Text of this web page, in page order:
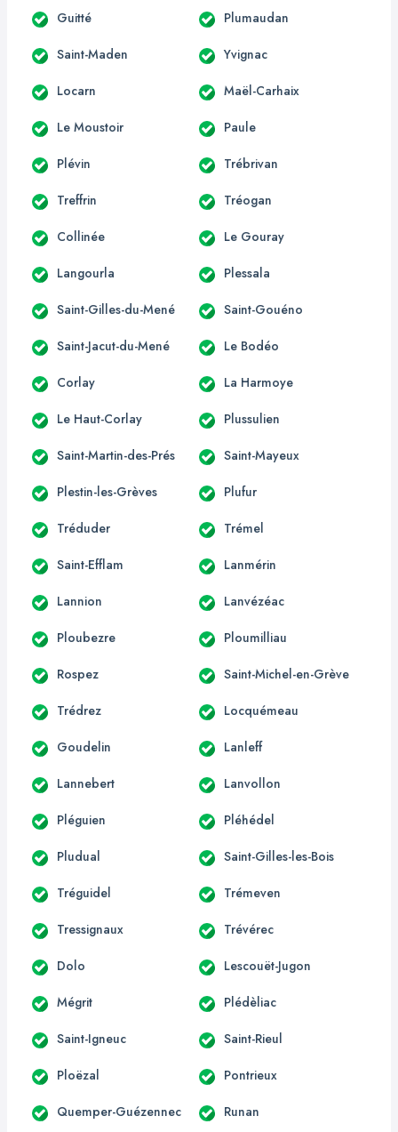
Guitté Plumaudan
Saint-Maden Yvignac
Locarn Maël-Carhaix
Le Moustoir Paule
Plévin Trébrivan
Treffrin Tréogan
Collinée Le Gouray
Langourla Plessala
Saint-Gilles-du-Mené Saint-Gouéno
Saint-Jacut-du-Mené Le Bodéo
Corlay La Harmoye
Le Haut-Corlay Plussulien
Saint-Martin-des-Prés Saint-Mayeux
Plestin-les-Grèves Plufur
Tréduder Trémel
Saint-Efflam Lanmérin
Lannion Lanvézéac
Ploubezre Ploumilliau
Rospez Saint-Michel-en-Grève
Trédrez Locquémeau
Goudelin Lanleff
Lannebert Lanvollon
Pléguien Pléhédel
Pludual Saint-Gilles-les-Bois
Tréguidel Trémeven
Tressignaux Trévérec
Dolo Lescouët-Jugon
Mégrit Plédèliac
Saint-Igneuc Saint-Rieul
Ploëzal Pontrieux
Quemper-Guézennec Runan